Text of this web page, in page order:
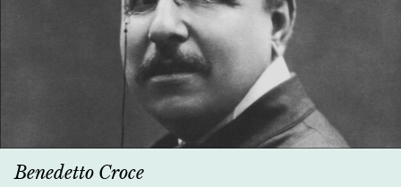
Benedetto Croce